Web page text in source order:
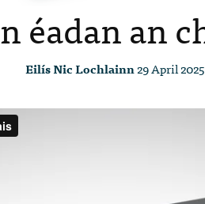
éadan an
Eilís Nic Lochlainn29 April 2025